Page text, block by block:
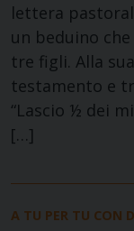
lettera
un beduino che
tre figli. Alla
testamento e
“Lascio ½ dei
[…]
A TU PER TU CON